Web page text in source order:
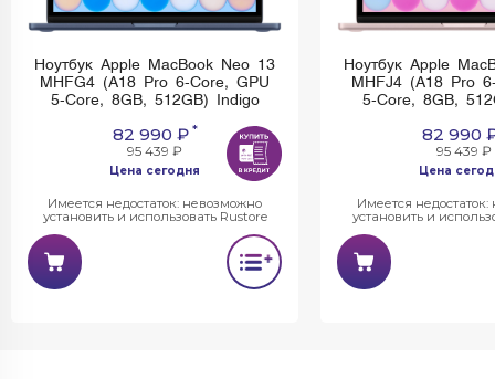
Ноутбук Apple MacBook Neo 13
MHFG4 (A18 Pro 6-Core, GPU
5-Core, 8GB, 512GB) Indigo
82 990 ₽*
95 439 ₽
Цена сегодня
Имеется недостаток: невозможно
установить и использовать Rustore
Ноутбук Apple
MHFJ4 (A18 Pro
5-Core, 8GB,
82 990
95 439 ₽
Цена
Имеется
установить и